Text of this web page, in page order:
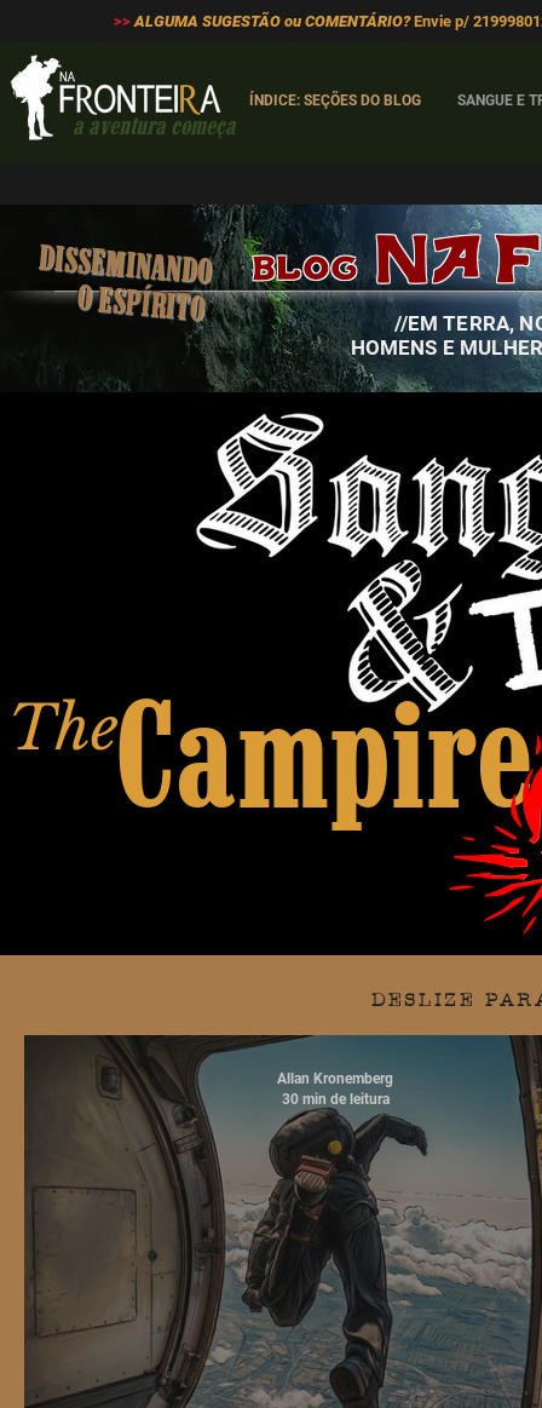
>> ALGUMA SUGESTÃO ou COMENTÁRIO?Envie p/
a aventura começa
ÍNDICE: SEÇÕES DO BLOG SANGUE E
DISSEMINANDO
OESPÍRITO
//EM TERRA,
HOMENS E
BLOG NA
The
DESLIZE
Allan Kronemberg
30 min de leitura